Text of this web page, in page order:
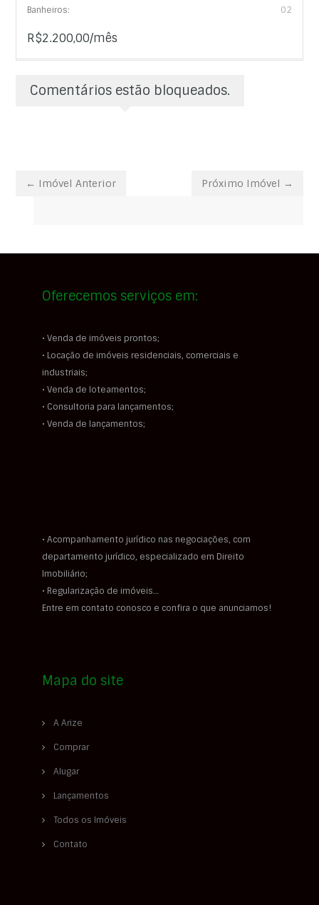
Banheiros:
02
R$2.200,00/mês
Comentários estão bloqueados.
← Imóvel Anterior Próximo Imóvel →
Oferecemos serviços em:
• Venda de imóveis prontos;
• Locação de imóveis residenciais, comerciais e
industriais;
• Venda de loteamentos;
• Consultoria para lançamentos;
• Venda de lançamentos;
• Acompanhamento jurídico nas negociações, com
departamento jurídico, especializado em Direito
Imobiliário;
• Regularização de imóveis…
Entre em contato conosco e confira o que anunciamos!
Mapa do site
A Arize
Comprar
Alugar
Lançamentos
Todos os Imóveis
Contato